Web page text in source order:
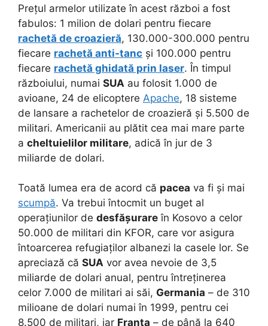
Prețul armelor utilizate în acest război a fost
fabulos: 1 milion de dolari pentru fiecare
rachetă de croazieră, 130.000-300.000 pentru
fiecare rachetă anti-tanc și 100.000 pentru
fiecare rachetă ghidată prin laser. În timpul
războiului, numai SUA au folosit 1.000 de
avioane, 24 de elicoptere Apache, 18 sisteme
de lansare a rachetelor de croazieră și 5.500 de
militari. Americanii au plătit cea mai mare parte
a cheltuielilor militare, adică în jur de 3
miliarde de dolari.
Toată lumea era de acord că pacea va fi și mai
scumpă. Va trebui întocmit un buget al
operațiunilor de desfășurare în Kosovo a celor
50.000 de militari din KFOR, care vor asigura
întoarcerea refugiaților albanezi la casele lor. Se
apreciază că SUA vor avea nevoie de 3,5
miliarde de dolari anual, pentru întreținerea
celor 7.000 de militari ai săi, Germania – de 310
milioane de dolari numai în 1999, pentru cei
8.500 de militari, iar Franța – de până la 640